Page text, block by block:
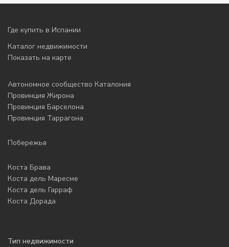
Где купить в Испании
Каталог недвижимости
Показать на карте
Автономное сообщество Каталония
Провинция Жирона
Провинция Барселона
Провинция Таррагона
Побережья
Коста Брава
Коста дель Маресме
Коста дель Гарраф
Коста Дорада
Тип недвижимости